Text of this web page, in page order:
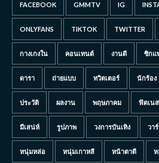
FACEBOOK GMMTV IG
ONLYFANS TIKTOK TWITTER
กางเกงใน คอนเทนต์ งานดี ซิกแ
ดารา ถ่ายแบบ ทวิตเตอร์ นักร้อง
ประวัติ ผลงาน พฤษภาคม ฟิตเนส
มีเสน่ห์ รูปภาพ วงการบันเทิง วา
หนุ่มหล่อ หนุ่มเกาหลี หน้าตาดี ห